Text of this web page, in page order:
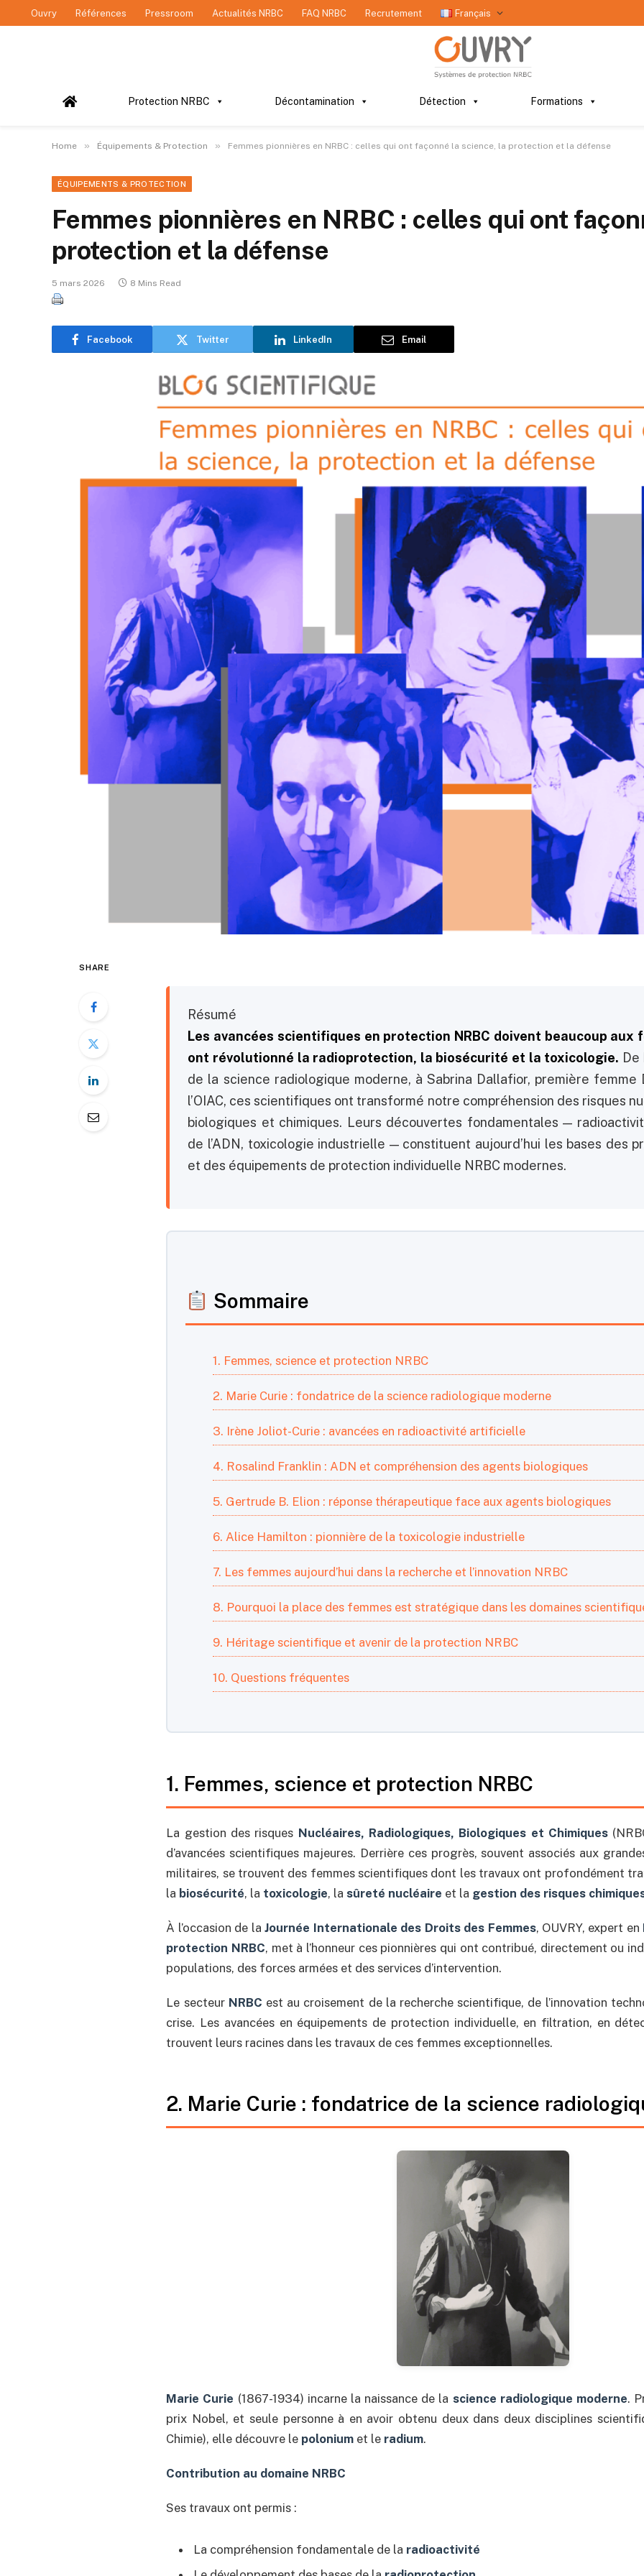
Ouvry Références Pressroom Actualités NRBC FAQ NRBC Recrutement Français
Protection NRBC Décontamination Détection Formations
Home » Équipements & Protection » Femmes pionnières en NRBC : celles qui ont façonné la science, la protection et la défense
ÉQUIPEMENTS & PROTECTION
Femmes pionnières en NRBC : celles qui ont
protection et la défense
5 mars 2026 8 Mins Read
Facebook Twitter LinkedIn Email
SHARE
Résumé
Les avancées scientifiques en protection NRBC doivent beaucoup aux
ont révolutionné la radioprotection, la biosécurité et la toxicologie.
de la science radiologique moderne, à Sabrina Dallafior, première
l’OIAC, ces scientifiques ont transformé notre compréhension des risques
biologiques et chimiques. Leurs découvertes fondamentales —
de l’ADN, toxicologie industrielle — constituent aujourd’hui les bases des
et des équipements de protection individuelle NRBC modernes.
Sommaire
1. Femmes, science et protection NRBC
2. Marie Curie : fondatrice de la science radiologique moderne
3. Irène Joliot-Curie : avancées en radioactivité artificielle
4. Rosalind Franklin : ADN et compréhension des agents biologiques
5. Gertrude B. Elion : réponse thérapeutique face aux agents biologiques
6. Alice Hamilton : pionnière de la toxicologie industrielle
7. Les femmes aujourd’hui dans la recherche et l’innovation NRBC
8. Pourquoi la place des femmes est stratégique dans les domaines
9. Héritage scientifique et avenir de la protection NRBC
10. Questions fréquentes
1. Femmes, science et protection NRBC
La gestion des risques Nucléaires, Radiologiques, Biologiques et Chimiques
d’avancées scientifiques majeures. Derrière ces progrès, souvent associés aux
militaires, se trouvent des femmes scientifiques dont les travaux ont profondément
la biosécurité, la toxicologie, lasûreté nucléaire et la gestion des risques
À l’occasion de laJournée Internationale des Droits des Femmes, OUVRY, expert en
protection NRBC, met à l’honneur ces pionnières qui ont contribué, directement ou
populations, des forces armées et des services d’intervention.
Le secteur NRBC est au croisement de la recherche scientifique, de l’innovation
crise. Les avancées en équipements de protection individuelle, en filtration, en
trouvent leurs racines dans les travaux de ces femmes exceptionnelles.
2. Marie Curie : fondatrice de la science
Marie Curie (1867-1934) incarne la naissance de la science radiologique moderne.
prix Nobel, et seule personne à en avoir obtenu deux dans deux disciplines
Chimie), elle découvre le polonium et le radium.
Contribution au domaine NRBC
Ses travaux ont permis :
La compréhension fondamentale de la radioactivité